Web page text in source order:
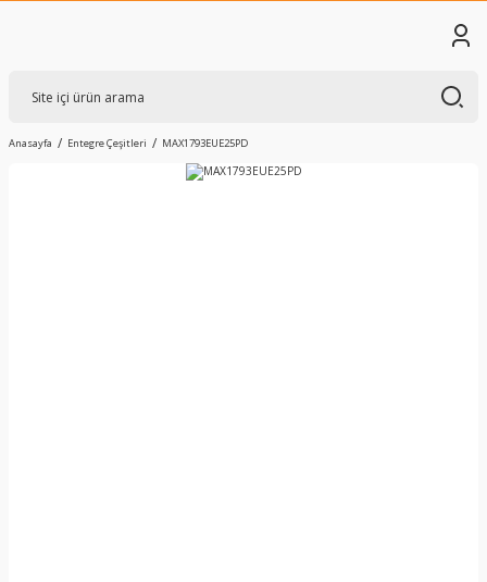
Anasayfa Entegre Çeşitleri MAX1793EUE25PD